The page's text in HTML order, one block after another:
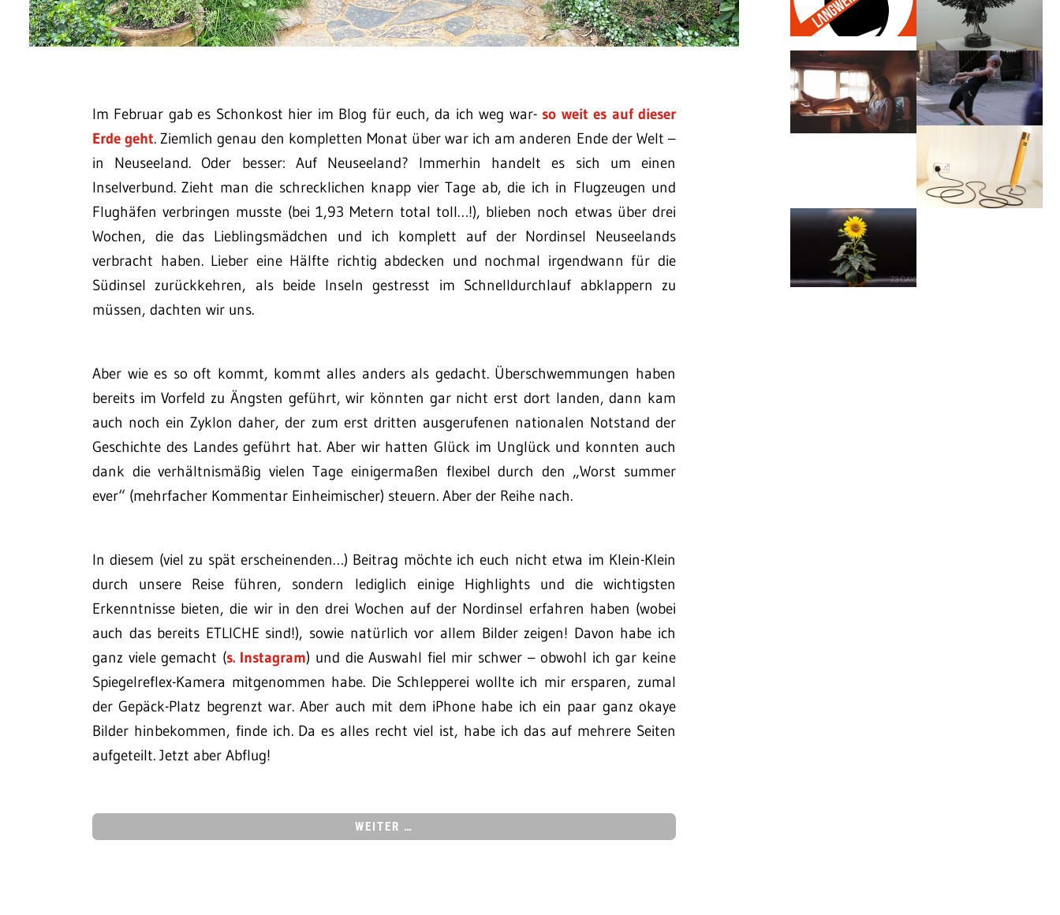
Im Februar gab es Schonkost hier im Blog für euch, da ich weg war- so weit es auf dieser
Erde geht. Ziemlich genau den kompletten Monat über war ich am anderen Ende der Welt –
in Neuseeland. Oder besser: Auf Neuseeland? Immerhin handelt es sich um einen
Inselverbund. Zieht man die schrecklichen knapp vier Tage ab, die ich in Flugzeugen und
Flughäfen verbringen musste (bei 1,93 Metern total toll…!), blieben noch etwas über drei
Wochen, die das Lieblingsmädchen und ich komplett auf der Nordinsel Neuseelands
verbracht haben. Lieber eine Hälfte richtig abdecken und nochmal irgendwann für die
Südinsel zurückkehren, als beide Inseln gestresst im Schnelldurchlauf abklappern zu
müssen, dachten wir uns.
Aber wie es so oft kommt, kommt alles anders als gedacht. Überschwemmungen haben
bereits im Vorfeld zu Ängsten geführt, wir könnten gar nicht erst dort landen, dann kam
auch noch ein Zyklon daher, der zum erst dritten ausgerufenen nationalen Notstand der
Geschichte des Landes geführt hat. Aber wir hatten Glück im Unglück und konnten auch
dank die verhältnismäßig vielen Tage einigermaßen flexibel durch den „Worst summer
ever“ (mehrfacher Kommentar Einheimischer) steuern. Aber der Reihe nach.
In diesem (viel zu spät erscheinenden…) Beitrag möchte ich euch nicht etwa im Klein-Klein
durch unsere Reise führen, sondern lediglich einige Highlights und die wichtigsten
Erkenntnisse bieten, die wir in den drei Wochen auf der Nordinsel erfahren haben (wobei
auch das bereits ETLICHE sind!), sowie natürlich vor allem Bilder zeigen! Davon habe ich
ganz viele gemacht (s. Instagram) und die Auswahl fiel mir schwer – obwohl ich gar keine
Spiegelreflex-Kamera mitgenommen habe. Die Schlepperei wollte ich mir ersparen, zumal
der Gepäck-Platz begrenzt war. Aber auch mit dem iPhone habe ich ein paar ganz okaye
Bilder hinbekommen, finde ich. Da es alles recht viel ist, habe ich das auf mehrere Seiten
aufgeteilt. Jetzt aber Abflug!
WEITER …